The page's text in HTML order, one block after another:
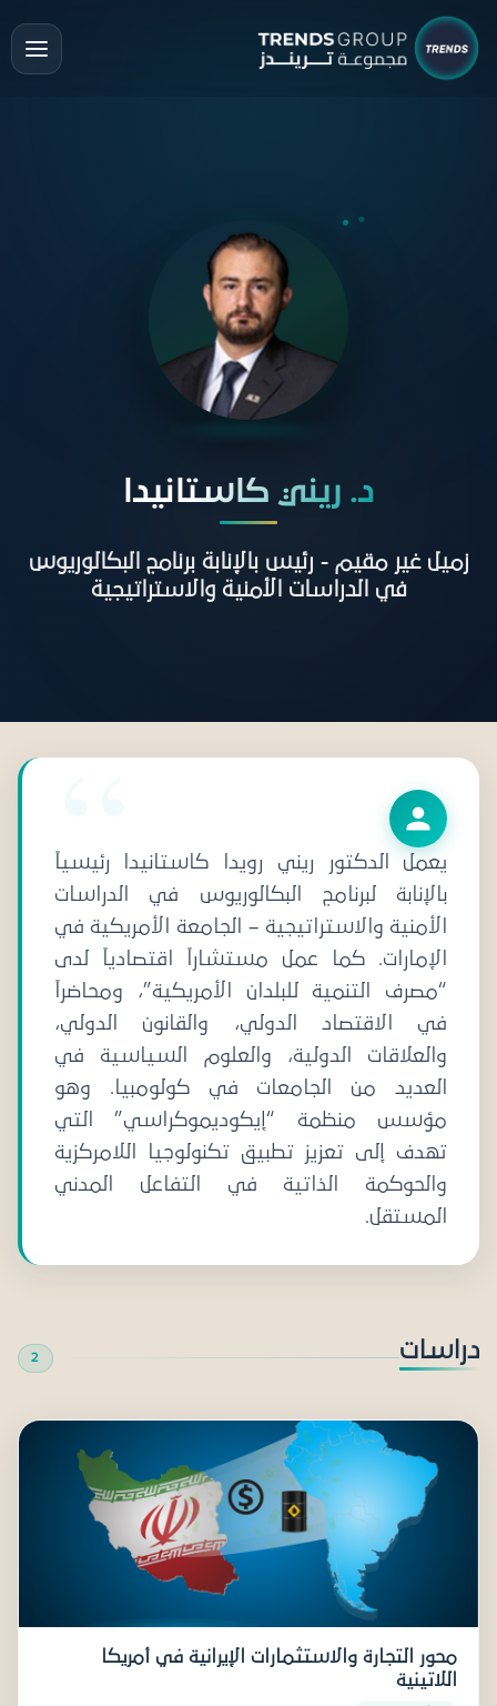
د. ريني كاستانيدا
زميل غير مقيم - رئيس بالإنابة برنامج البكالوريوس
في الدراسات الأمنية والاستراتيجية
يعمل الدكتور ريني رويدا كاستانيدا رئيسياً
بالإنابة لبرنامج البكالوريوس في الدراسات
الأمنية والاستراتيجية – الجامعة الأمريكية في
الإمارات. كما عمل مستشاراً اقتصادياً لدى
“مصرف التنمية للبلدان الأمريكية”، ومحاضراً
في الاقتصاد الدولي، والقانون الدولي،
والعلاقات الدولية، والعلوم السياسية في
العديد من الجامعات في كولومبيا. وهو
مؤسس منظمة “إيكوديموكراسي” التي
تهدف إلى تعزيز تطبيق تكنولوجيا اللامركزية
والحوكمة الذاتية في التفاعل المدني
المستقل.
دراسات 2
محور التجارة والاستثمارات الإيرانية في أمريكا
اللاتينية